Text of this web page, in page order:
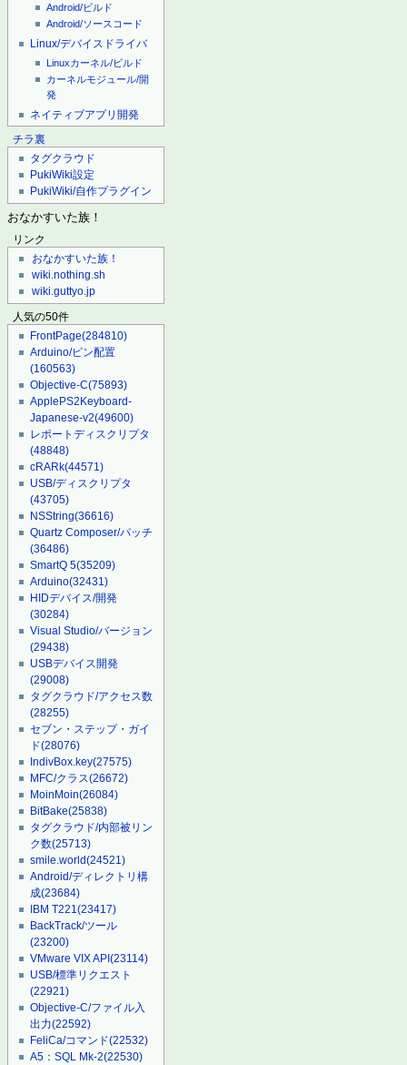
Android/ビルド
Android/ソースコード
Linux/デバイスドライバ
Linuxカーネル/ビルド
カーネルモジュール/開
発
ネイティブアプリ開発
チラ裏
タグクラウド
PukiWiki設定
PukiWiki/自作プラグイン
おなかすいた族！
リンク
おなかすいた族！
wiki.nothing.sh
wiki.guttyo.jp
人気の50件
FrontPage(284810)
Arduino/ピン配置
(160563)
Objective-C(75893)
ApplePS2Keyboard-
Japanese-v2(49600)
レポートディスクリプタ
(48848)
cRARk(44571)
USB/ディスクリプタ
(43705)
NSString(36616)
Quartz Composer/パッチ
(36486)
SmartQ 5(35209)
Arduino(32431)
HIDデバイス/開発
(30284)
Visual Studio/バージョン
(29438)
USBデバイス開発
(29008)
タグクラウド/アクセス数
(28255)
セブン・ステップ・ガイ
ド(28076)
IndivBox.key(27575)
MFC/クラス(26672)
MoinMoin(26084)
BitBake(25838)
タグクラウド/内部被リン
ク数(25713)
smile.world(24521)
Android/ディレクトリ構
成(23684)
IBM T221(23417)
BackTrack/ツール
(23200)
VMware VIX API(23114)
USB/標準リクエスト
(22921)
Objective-C/ファイル入
出力(22592)
FeliCa/コマンド(22532)
A5：SQL Mk-2(22530)